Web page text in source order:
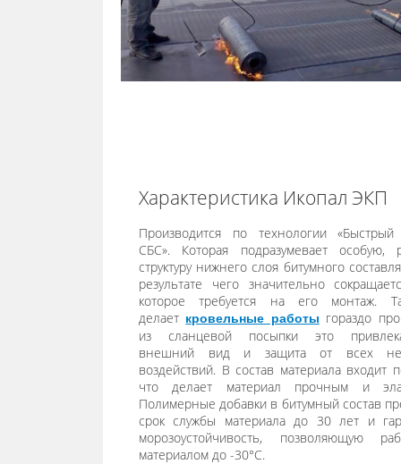
Характеристика Икопал ЭКП
Производится по технологии
СБС». Которая подразумевает особую,
структуру нижнего слоя битумного
результате чего значительно
которое требуется на его монтаж.
делает кровельные работы гораздо
из сланцевой посыпки это
внешний вид и защита от всех
воздействий. В состав материала входит
что делает материал прочным и
Полимерные добавки в битумный состав
срок службы материала до 30 лет и
морозоустойчивость, позволяющую
материалом до -30°С.